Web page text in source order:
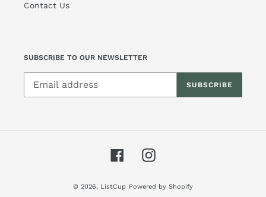
Contact Us
SUBSCRIBE TO OUR NEWSLETTER
SUBSCRIBE
FacebookInstagram
© 2026, ListCup Powered by Shopify